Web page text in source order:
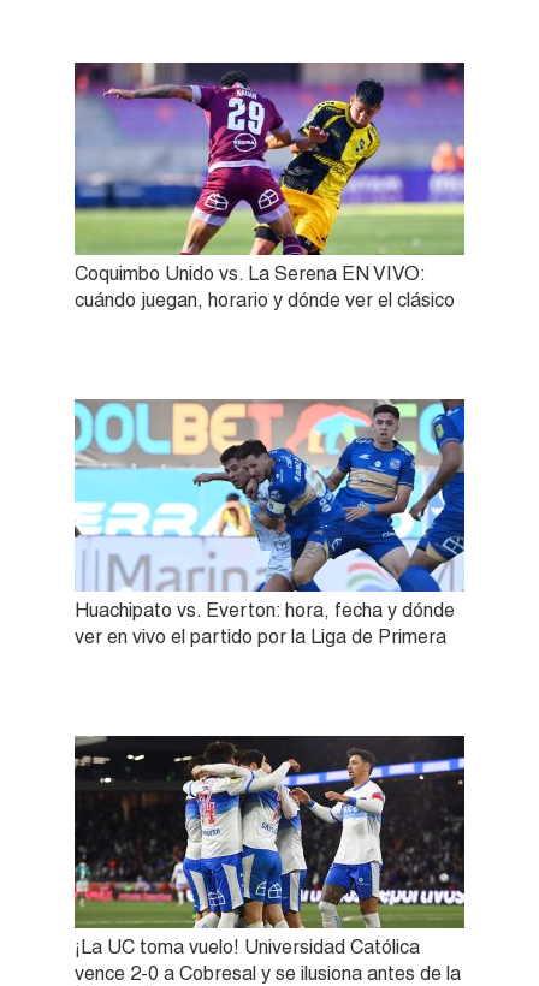
Coquimbo Unido vs. La Serena EN VIVO:
cuándo juegan, horario y dónde ver el clásico
Huachipato vs. Everton: hora, fecha y dónde
ver en vivo el partido por la Liga de Primera
¡La UC toma vuelo! Universidad Católica
vence 2-0 a Cobresal y se ilusiona antes de la